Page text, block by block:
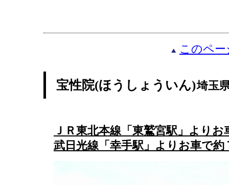
このペ
宝性院(ほうしょういん)埼玉
ＪＲ東北本線「東鷲宮駅」より
武日光線「幸手駅」よりお車で